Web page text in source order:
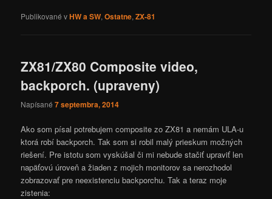
Publikované vHW a SW,Ostatne,ZX-81
ZX81/ZX80 Composite video,
backporch. (upraveny)
Napísané7 septembra, 2014
Ako som písal potrebujem composite zo ZX81 a nemám ULA-u
ktorá robí backporch. Tak som si robil malý prieskum možných
riešení. Pre istotu som vyskúšal či mi nebude stačiť upraviť len
napäťovú úroveň a žiaden z mojich monitorov sa nerozhodol
zobrazovať pre neexistenciu backporchu. Tak a teraz moje
zistenia: